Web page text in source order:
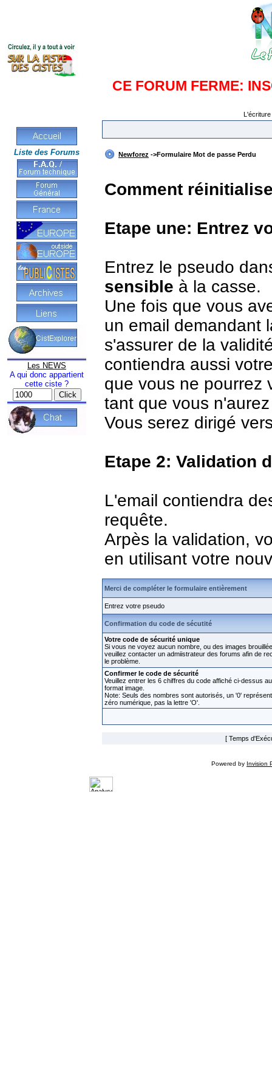
CE FORUM FERME:
Liste des Forums
Les NEWS
A qui donc appartient
cette ciste ?
Newforez ->Formulaire Mot de passe Perdu
Comment
Etape une: Entrez
Entrez le pseudo
sensible à la casse.
Une fois que vous
un email demandant
s'assurer de la
contiendra aussi
que vous ne pourrez
tant que vous
Vous serez dirigé
Etape 2: Validation
L'email contiendra
requête.
Arpès la validation,
en utilisant votre
Merci de compléter le formulaire entièrement
Entrez votre pseudo
Confirmation du code de sécutité
Votre code de sécurité unique
Si vous ne voyez aucun nombre, ou des images
veuillez contacter un admiistrateur des forums afin de
le problème.
Confirmer le code de sécurité
Veuillez entrer les 6 chiffres du code affiché ci-dessus au
format image.
Note: Seuls des nombres sont autorisés, un '0'
zéro numérique, pas la lettre 'O'.
[ Temps
Powered by Invision